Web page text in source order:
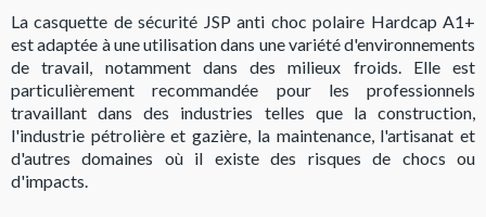
La casquette de sécurité JSP anti choc polaire Hardcap A1+
est adaptée à une utilisation dans une variété d'environnements
de travail, notamment dans des milieux froids. Elle est
particulièrement recommandée pour les professionnels
travaillant dans des industries telles que la construction,
l'industrie pétrolière et gazière, la maintenance, l'artisanat et
d'autres domaines où il existe des risques de chocs ou
d'impacts.